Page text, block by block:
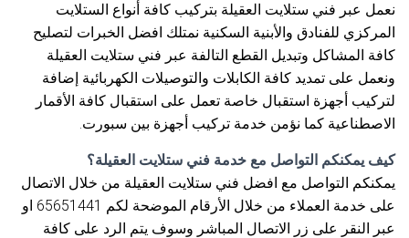
نعمل عبر فني ستلايت العقيلة بتركيب كافة أنواع الستلايت
المركزي للفنادق والأبنية السكنية نمتلك افضل الخبرات لتصليح
كافة المشاكل وتبديل القطع التالفة عبر فني ستلايت العقيلة
ونعمل على تمديد كافة الكابلات والتوصيلات الكهربائية إضافة
لتركيب أجهزة استقبال خاصة تعمل على استقبال كافة الأقمار
الاصطناعية كما نؤمن خدمة تركيب أجهزة بين سبورت.
كيف يمكنكم التواصل مع خدمة فني ستلايت العقيلة؟
يمكنكم التواصل مع افضل فني ستلايت العقيلة من خلال الاتصال
على خدمة العملاء من خلال الأرقام الموضحة لكم 65651441 او
عبر النقر على زر الاتصال المباشر وسوف يتم الرد على كافة